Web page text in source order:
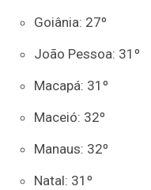
Goiânia: 27º
João Pessoa: 31º
Macapá: 31º
Maceió: 32º
Manaus: 32º
Natal: 31º